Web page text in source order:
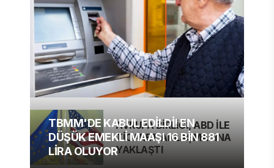
TBMM'DE KABUL EDİLDİ! EN
DÜŞÜK EMEKLİ MAAŞI 16 BİN 881
LİRA OLUYOR
AVRUPA BİRLİĞİ, ABD İLE
TİCARET ANLAŞMASINA
YAKLAŞTI